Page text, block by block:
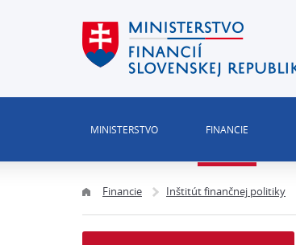
MINISTERSTVO FINANCIE
Financie Inštitút finančnej politiky